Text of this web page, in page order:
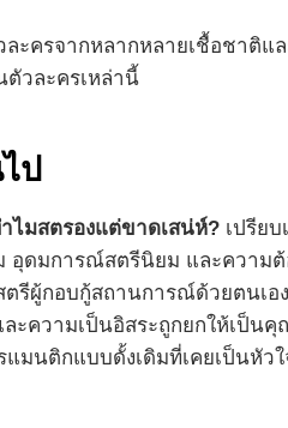
ละครจากหลากหลายเชื้อชาติ
ตัวละครเหล่านี้
ป
ไมสตรองแต่ขาดเสน่ห์? เปรีย
อุดมการณ์สตรีนิยม และควา
ตรีผู้กอบกู้สถานการณ์ด้วยตน
ละความเป็นอิสระถูกยกให้เ
มนติกแบบดั้งเดิมที่เคยเป็นหัว